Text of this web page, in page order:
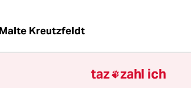
Malte Kreutzfeldt
| Es ist eine klare Kampfansage, mit
taz zahl ich